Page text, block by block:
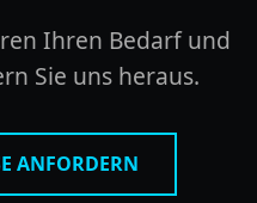
Ihren Bedarf und
Sie uns heraus.
ANFORDERN